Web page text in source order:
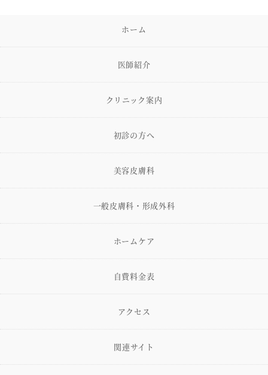
ホーム
医師紹介
クリニック案内
初診の方へ
美容皮膚科
一般皮膚科・形成外科
ホームケア
自費料金表
アクセス
関連サイト